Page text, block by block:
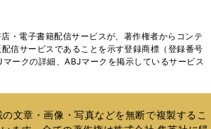
く
ド
ウ
で
ィ
ン
ド
開
・電子書籍配信サービスが、著作権者からコンテ
信サービスであることを示す登録商標（登録番号
ークの詳細、ABJマークを掲示しているサービス
文章・画像・写真などを無断で複製するこ